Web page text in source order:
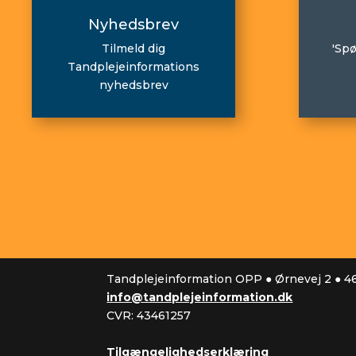
Nyhedsbrev
Tilmeld dig
Tandplejeinformations
nyhedsbrev
Tandplejeinformation OPP ● Ørnevej 2 ●
info@tandplejeinformation.dk
CVR: 43461257
Tilgængelighedserklæring